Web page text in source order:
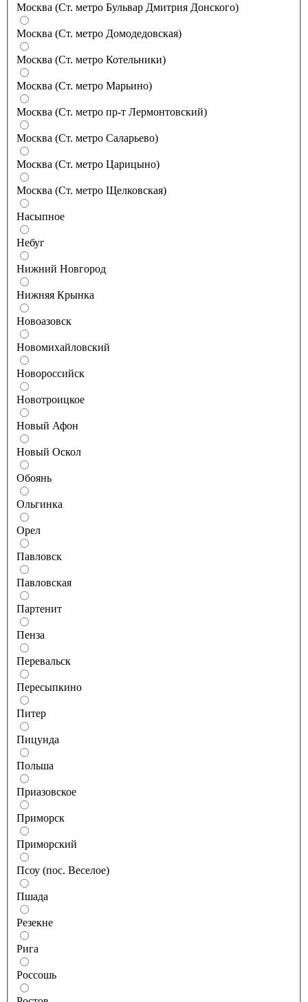
Москва (Ст. метро Бульвар Дмитрия Донского)
Москва (Ст. метро Домодедовская)
Москва (Ст. метро Котельники)
Москва (Ст. метро Марьино)
Москва (Ст. метро пр-т Лермонтовский)
Москва (Ст. метро Саларьево)
Москва (Ст. метро Царицыно)
Москва (Ст. метро Щелковская)
Насыпное
Небуг
Нижний Новгород
Нижняя Крынка
Новоазовск
Новомихайловский
Новороссийск
Новотроицкое
Новый Афон
Новый Оскол
Обоянь
Ольгинка
Орел
Павловск
Павловская
Партенит
Пенза
Перевальск
Пересыпкино
Питер
Пицунда
Польша
Приазовское
Приморск
Приморский
Псоу (пос. Веселое)
Пшада
Резекне
Рига
Россошь